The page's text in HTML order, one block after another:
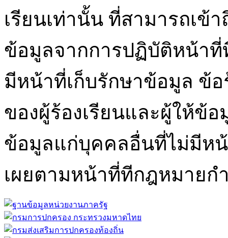
เรียนเท่านั้น ที่สามารถเข้
ข้อมูลจากการปฏิบัติหน้าที่
มีหน้าที่เก็บรักษาข้อมูล ข้อ
ของผู้ร้องเรียนและผู้ให้ข้
ข้อมูลแก่บุคคลอื่นที่ไม่มีหน้
เผยตามหน้าที่ทีกฎหมายก